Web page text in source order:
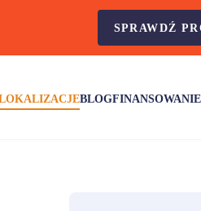
SPRAWDŹ
BLOGFINANSOWANIE
(OTWIERA SIĘ